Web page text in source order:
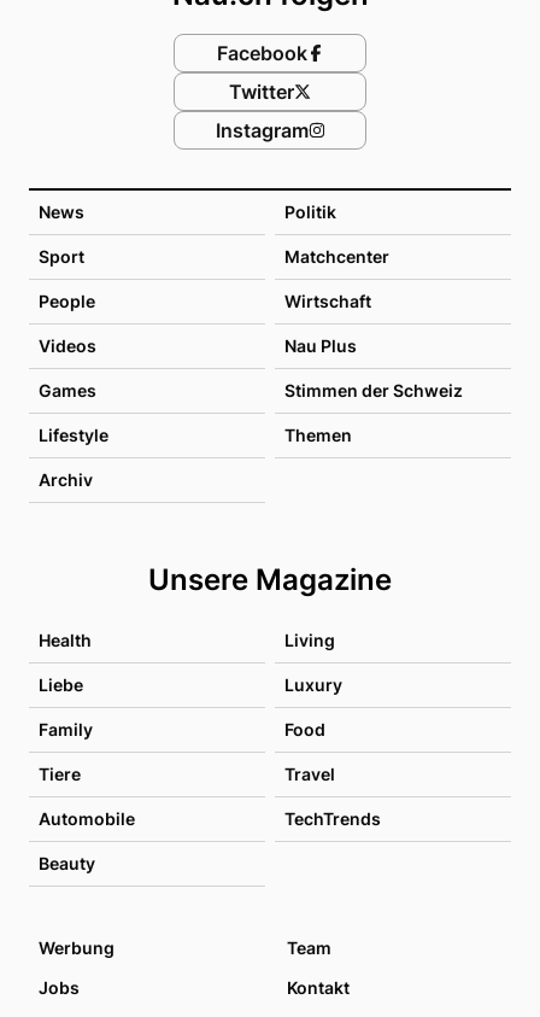
News Politik
Sport Matchcenter
People Wirtschaft
Videos Nau Plus
Games Stimmen der Schweiz
Lifestyle Themen
Archiv
Unsere Magazine
Health Living
Liebe Luxury
Family Food
Tiere Travel
Automobile TechTrends
Beauty
Facebook
Twitter
Instagram
Werbung
Team
Jobs
Kontakt